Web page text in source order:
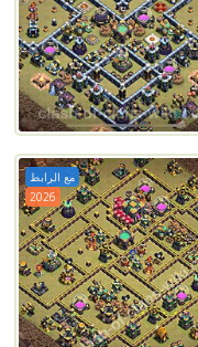
مع الرابط
2026